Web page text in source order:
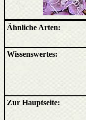
Ähnliche Arten:
Wissenswertes:
Zur Hauptseite: